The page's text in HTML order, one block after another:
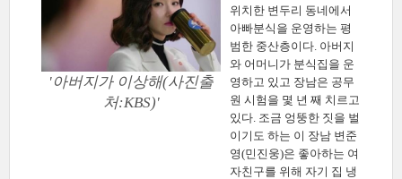
'아버지가 이상해(사진출
처:KBS)'
위치한 변두리 동네에서
아빠분식을 운영하는 평
범한 중산층이다. 아버지
와 어머니가 분식집을 운
영하고 있고 장남은 공무
원 시험을 몇 년 째 치르고
있다. 조금 엉뚱한 짓을 벌
이기도 하는 이 장남 변준
영(민진웅)은 좋아하는 여
자친구를 위해 자기 집 냉